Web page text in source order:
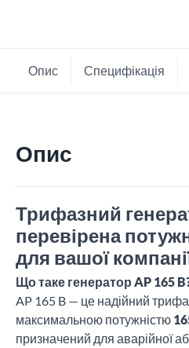
Опис Специфікація
Опис
Трифазний
перевірена
для вашої
Що таке генератор AP 165
AP 165 B — це надійний
максимальною потужністю
призначений для аварійної